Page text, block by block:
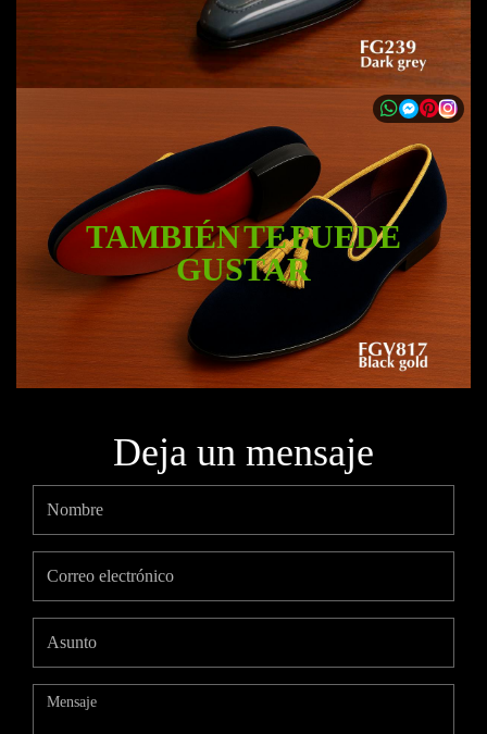
TAMBIÉN TE PUEDE
GUSTAR
Deja un mensaje